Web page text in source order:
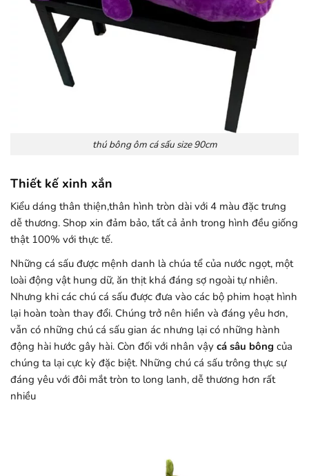
thú bông ôm cá sấu size 90cm
Thiết kế xinh xắn
Kiểu dáng thân thiện,thân hình tròn dài với 4 màu đặc trưng
dễ thương. Shop xin đảm bảo, tất cả ảnh trong hình đều giống
thật 100% với thực tế.
Những cá sấu được mệnh danh là chúa tể của nước ngọt, một
loài động vật hung dữ, ăn thịt khá đáng sợ ngoài tự nhiên.
Nhưng khi các chú cá sấu được đưa vào các bộ phim hoạt hình
lại hoàn toàn thay đổi. Chúng trở nên hiền và đáng yêu hơn,
vẫn có những chú cá sấu gian ác nhưng lại có những hành
động hài hước gây hài. Còn đối với nhân vậy cá sâu bông của
chúng ta lại cực kỳ đặc biệt. Những chú cá sấu trông thực sự
đáng yêu với đôi mắt tròn to long lanh, dễ thương hơn rất
nhiều